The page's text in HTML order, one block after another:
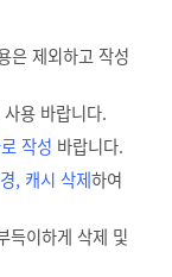
은 제외하고 작성
용 바랍니다.
작성 바랍니다.
, 캐시 삭제하여
득이하게 삭제 및